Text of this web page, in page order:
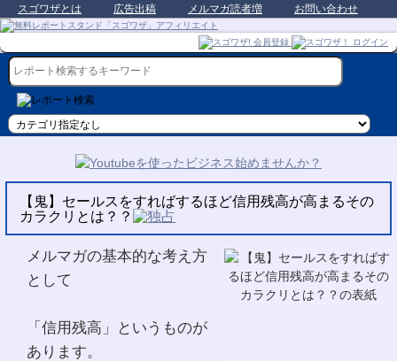
スゴワザとは 広告出稿 メルマガ読者増 お問い合わせ
【鬼】セールスをすればするほど信用残高が高まるその
カラクリとは？？
メルマガの基本的な考え方
として
「信用残高」というものが
あります。